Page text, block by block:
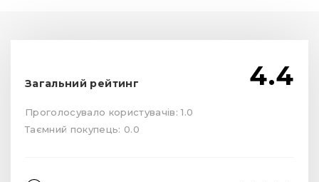
Загальний рейтинг 4.4
Проголосувало користувачів: 1.0
Таємний покупець: 0.0